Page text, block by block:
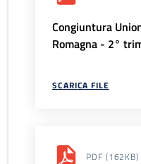
Congiuntura
Romagna - 2°
SCARICA FILE
PDF (162KB)